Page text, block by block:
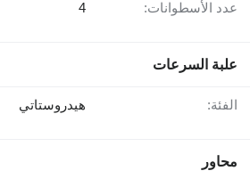
عدد الأسطوانات: 4
علبة السرعات
الفئة: هيدروستاتي
محاور